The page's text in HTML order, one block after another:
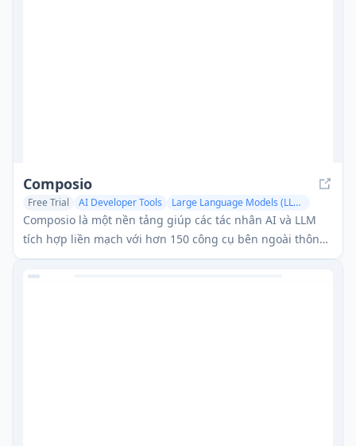
Composio
Free Trial AI Developer Tools
Large Language Models (LLMs)
AI Tools Directory
Composio là một nền tảng giúp các tác nhân AI và LLM
tích hợp liền mạch với hơn 150 công cụ bên ngoài thông
qua gọi hàm.